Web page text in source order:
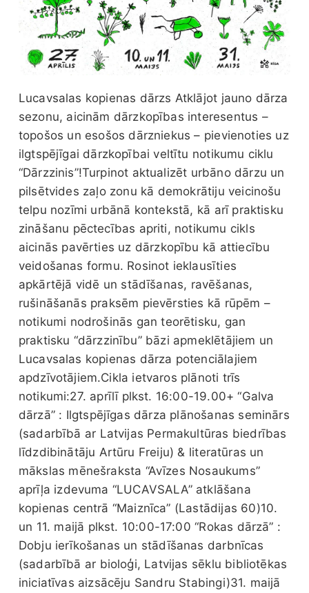
Lucavsalas kopienas dārzs Atklājot jauno dārza
sezonu, aicinām dārzkopības interesentus –
topošos un esošos dārzniekus – pievienoties uz
ilgtspējīgai dārzkopībai veltītu notikumu ciklu
“Dārzzinis”!Turpinot aktualizēt urbāno dārzu un
pilsētvides zaļo zonu kā demokrātiju veicinošu
telpu nozīmi urbānā kontekstā, kā arī praktisku
zināšanu pēctecības apriti, notikumu cikls
aicinās pavērties uz dārzkopību kā attiecību
veidošanas formu. Rosinot ieklausīties
apkārtējā vidē un stādīšanas, ravēšanas,
rušināšanās praksēm pievērsties kā rūpēm –
notikumi nodrošinās gan teorētisku, gan
praktisku “dārzzinību” bāzi apmeklētājiem un
Lucavsalas kopienas dārza potenciālajiem
apdzīvotājiem.Cikla ietvaros plānoti trīs
notikumi:27. aprīlī plkst. 16:00-19.00+ “Galva
dārzā” : Ilgtspējīgas dārza plānošanas seminārs
(sadarbībā ar Latvijas Permakultūras biedrības
līdzdibinātāju Artūru Freiju) & literatūras un
mākslas mēnešraksta “Avīzes Nosaukums”
aprīļa izdevuma “LUCAVSALA” atklāšana
kopienas centrā “Maiznīca” (Lastādijas 60)10.
un 11. maijā plkst. 10:00-17:00 “Rokas dārzā” :
Dobju ierīkošanas un stādīšanas darbnīcas
(sadarbībā ar bioloģi, Latvijas sēklu bibliotēkas
iniciatīvas aizsācēju Sandru Stabingi)31. maijā